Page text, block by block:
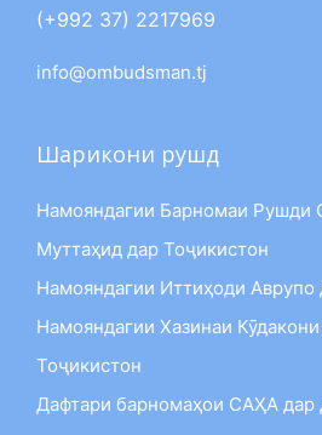
(+992 37) 2217969
info@ombudsman.tj
Шарикони рушд
Намояндагии Барномаи Рушди
Муттаҳид дар Тоҷикистон
Намояндагии Иттиҳоди Аврупо
Намояндагии Хазинаи
Тоҷикистон
Дафтари барномаҳои САҲА дар